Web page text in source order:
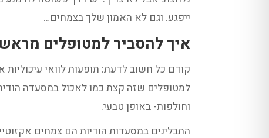
ייפגע. וגם לא האמון שלך בצמחים…
איך להסביר למטופלים
קודם כל חשוב לדעת: תופעות לוואי
למטופלים שזה קצת כמו לאכול במסעדה
וחולפות- באופן טבעי.
התבלינים במסעדות הודיות הם צמחים